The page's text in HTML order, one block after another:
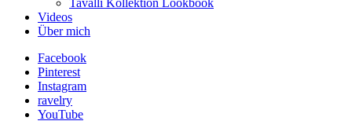
Videos
Über mich
Facebook
Pinterest
Instagram
ravelry
YouTube